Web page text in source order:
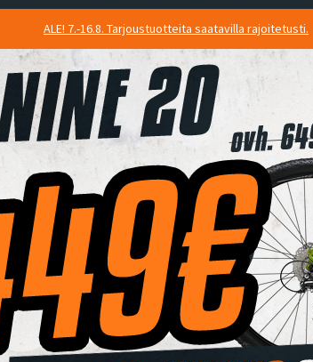
ALE! 7.-16.8. Tarjoustuotteita saatavilla rajoitetusti.